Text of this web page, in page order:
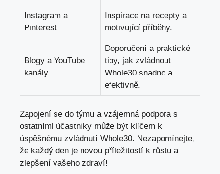
Instagram a
Pinterest
Inspirace na recepty a
motivující příběhy.
Blogy a YouTube
kanály
Doporučení a praktické
tipy, jak zvládnout
Whole30 snadno a
efektivně.
Zapojení se do týmu a vzájemná podpora s
ostatními účastníky může být klíčem k
úspěšnému zvládnutí Whole30. Nezapomínejte,
že každý den je novou příležitostí k růstu a
zlepšení vašeho zdraví!